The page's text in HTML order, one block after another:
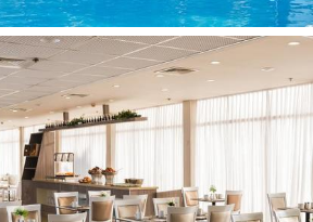
Ein Bokekas, 86930, Izraelis
https://www.fattal.co.il/